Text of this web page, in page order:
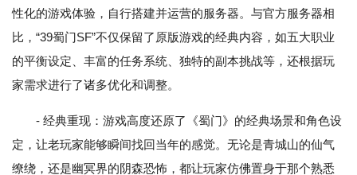
性化的游戏体验，自行搭建并运营的服务器。与官方服务器相
比，“39蜀门SF”不仅保留了原版游戏的经典内容，如五大职业
的平衡设定、丰富的任务系统、独特的副本挑战等，还根据玩
家需求进行了诸多优化和调整。
- 经典重现：游戏高度还原了《蜀门》的经典场景和角色设
定，让老玩家能够瞬间找回当年的感觉。无论是青城山的仙气
缭绕，还是幽冥界的阴森恐怖，都让玩家仿佛置身于那个熟悉